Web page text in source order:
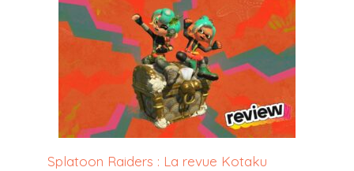
Splatoon Raiders : La revue Kotaku